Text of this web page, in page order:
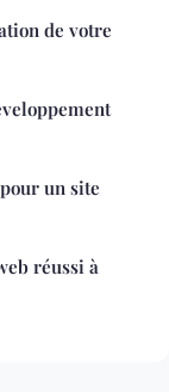
de votre
un site
réussi à